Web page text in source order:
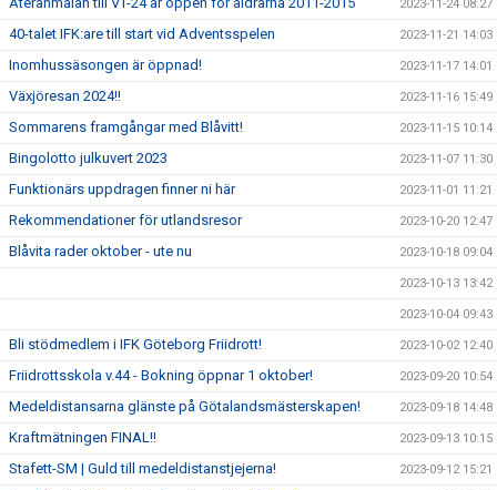
2023-11-24 08:27
40-talet IFK:are till start vid Adventsspelen 2023-11-21 14:03
Inomhussäsongen är öppnad! 2023-11-17 14:01
Växjöresan 2024!! 2023-11-16 15:49
Sommarens framgångar med Blåvitt! 2023-11-15 10:14
Bingolotto julkuvert 2023 2023-11-07 11:30
Funktionärs uppdragen finner ni här 2023-11-01 11:21
Rekommendationer för utlandsresor 2023-10-20 12:47
Blåvita rader oktober - ute nu 2023-10-18 09:04
2023-10-13 13:42
2023-10-04 09:43
Bli stödmedlem i IFK Göteborg Friidrott! 2023-10-02 12:40
Friidrottsskola v.44 - Bokning öppnar 1 oktober! 2023-09-20 10:54
Medeldistansarna glänste på Götalandsmästerskapen! 2023-09-18 14:48
Kraftmätningen FINAL!! 2023-09-13 10:15
Stafett-SM | Guld till medeldistanstjejerna! 2023-09-12 15:21